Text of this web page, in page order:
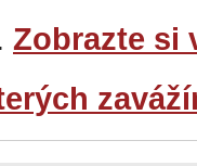
Zobrazte si